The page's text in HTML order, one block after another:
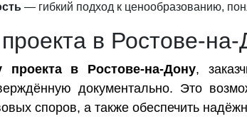
— гибкий подход к ценообразованию,
проекта в Ростове-
проекта в Ростове-на-Дону,
документально. Это
споров, а также обеспечить